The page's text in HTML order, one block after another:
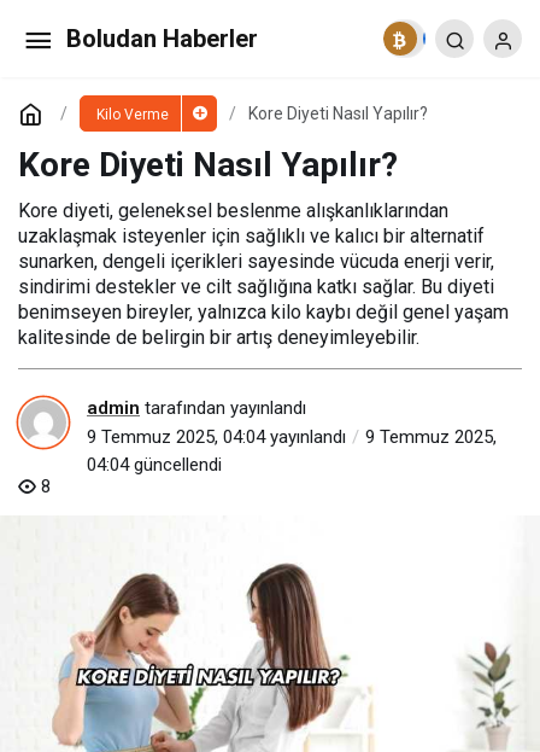
Boludan Haberler
Kilo Verme Kore Diyeti Nasıl Yapılır?
Kore Diyeti Nasıl Yapılır?
Kore diyeti, geleneksel beslenme alışkanlıklarından
uzaklaşmak isteyenler için sağlıklı ve kalıcı bir alternatif
sunarken, dengeli içerikleri sayesinde vücuda enerji verir,
sindirimi destekler ve cilt sağlığına katkı sağlar. Bu diyeti
benimseyen bireyler, yalnızca kilo kaybı değil genel yaşam
kalitesinde de belirgin bir artış deneyimleyebilir.
admin tarafından yayınlandı
9 Temmuz 2025, 04:04yayınlandı
9 Temmuz 2025,
04:04güncellendi
8
Şok Diyet Nasıl Yapılır?
Yorum Yap Paylaş